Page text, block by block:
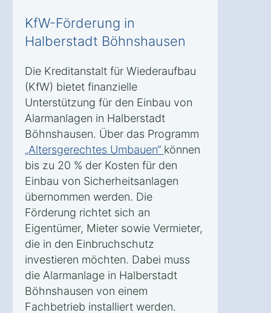
KfW-Förderung in
Halberstadt Böhnshausen
Die Kreditanstalt für Wiederaufbau
(KfW) bietet finanzielle
Unterstützung für den Einbau von
Alarmanlagen in Halberstadt
Böhnshausen. Über das Programm
„Altersgerechtes Umbauen“ können
bis zu 20 % der Kosten für den
Einbau von Sicherheitsanlagen
übernommen werden. Die
Förderung richtet sich an
Eigentümer, Mieter sowie Vermieter,
die in den Einbruchschutz
investieren möchten. Dabei muss
die Alarmanlage in Halberstadt
Böhnshausen von einem
Fachbetrieb installiert werden.